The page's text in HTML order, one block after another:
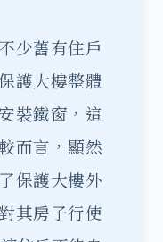
少舊有住戶
護大樓整體
裝鐵窗，這
而言，顯然
保護大樓外
其房子行使